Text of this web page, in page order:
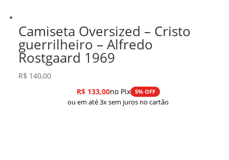
Camiseta Oversized – Cristo
guerrilheiro – Alfredo
Rostgaard 1969
R$ 140,00
R$133,00no Pix 5% OFF
ou em até 3x sem juros no cartão